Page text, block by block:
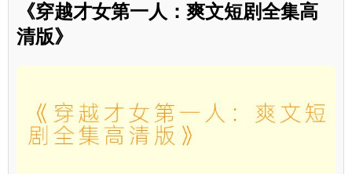
《穿越才女第一人：爽文短剧全集高
清版》